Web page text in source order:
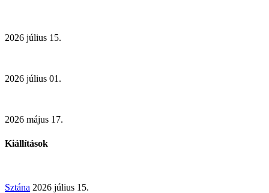
2026 július 15.
2026 július 01.
2026 május 17.
Kiállítások
Sztána 2026 július 15.